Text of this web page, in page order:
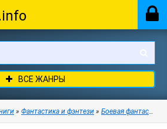
ВСЕ ЖАНРЫ
» Фантастика и фэнтези » Боевая фантастика